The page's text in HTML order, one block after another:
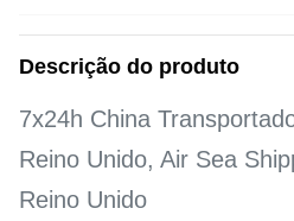
Descrição do produto
7x24h China
Reino Unido, Air Sea
Reino Unido